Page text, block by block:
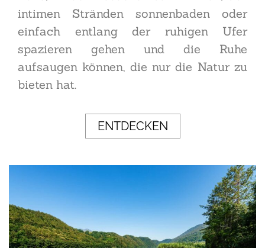
intimen Stränden sonnenbaden oder
einfach entlang der ruhigen Ufer
spazieren gehen und die Ruhe
aufsaugen können, die nur die Natur zu
bieten hat.
ENTDECKEN